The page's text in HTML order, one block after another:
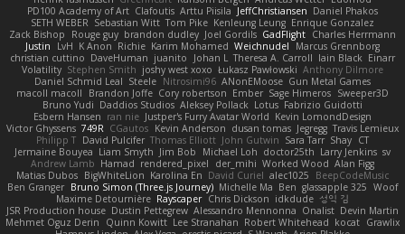
PD100 Academy of Art Clafoutis Arttu Piisila JeffChristiansen Daniel Phakos
SETH WEBER Sebastian Witt Tom Pike Kenleung Leung Enrique Gonzalez
Zack Bishop
Rouge guy brandon dudley Joel Gordils GadFlight Charles Herrmann
Justin
LvH K Anon Richie Karim Mohamed Weichnudel
Marcus Grennborg
christian cuttino DaveHuman juanito Johan L Theresa A. Carroll Iain Black Einarr
Volatility Stephen Smith joshy west xoxo Łukasz Pawłowski Anthony Dilmore
Daniel Schmid Leal Steele Nitrosimi96 ANonEMoose Gun Metal Games
macoll macoll
Brandon Joffe Cory robertson Ember Sage Himeros Sweeper3D
Bruno Yudi Daddios Studios Aleksey Pollack Lotus Fabrizio Guidotti
Esbern Hansen ran nie Justper's Furry Avatar World Kevin LomondDesign
Victor Ghyssens 749R CGautos Kevin Anderson dusan tomas Jegregg Travis Lemieux
Philipp T David Pulcifer Thomas Elliott John Gutwin Sara Tarr Shay CT
Jermaine Bouyea Liam Smyth Jim Bob Michael Loh doctor25th Larry Jenkins sv
Andrew Lamb Hamad rendered_pixel der_mihi Worked Wood Alan Figg
Matias Dubos BigWhiteLion Karolina En David Curiel alec1025
BeepCodeMusic
Ben Granger Bruno Simon (Three.js Journey) Michelle Ma Ben glassapple 325 Woof
Maxime Detournière Rayscaper Chris Dickson idkdude 성익 김
JSR Production house Dustin Pettegrew Alessandro Mennonna Onalist Devin Martin
Mehmet Oguz Derin
Quinn Kowitt Lee Stranahan Robert Whitehead kocat Grawlix